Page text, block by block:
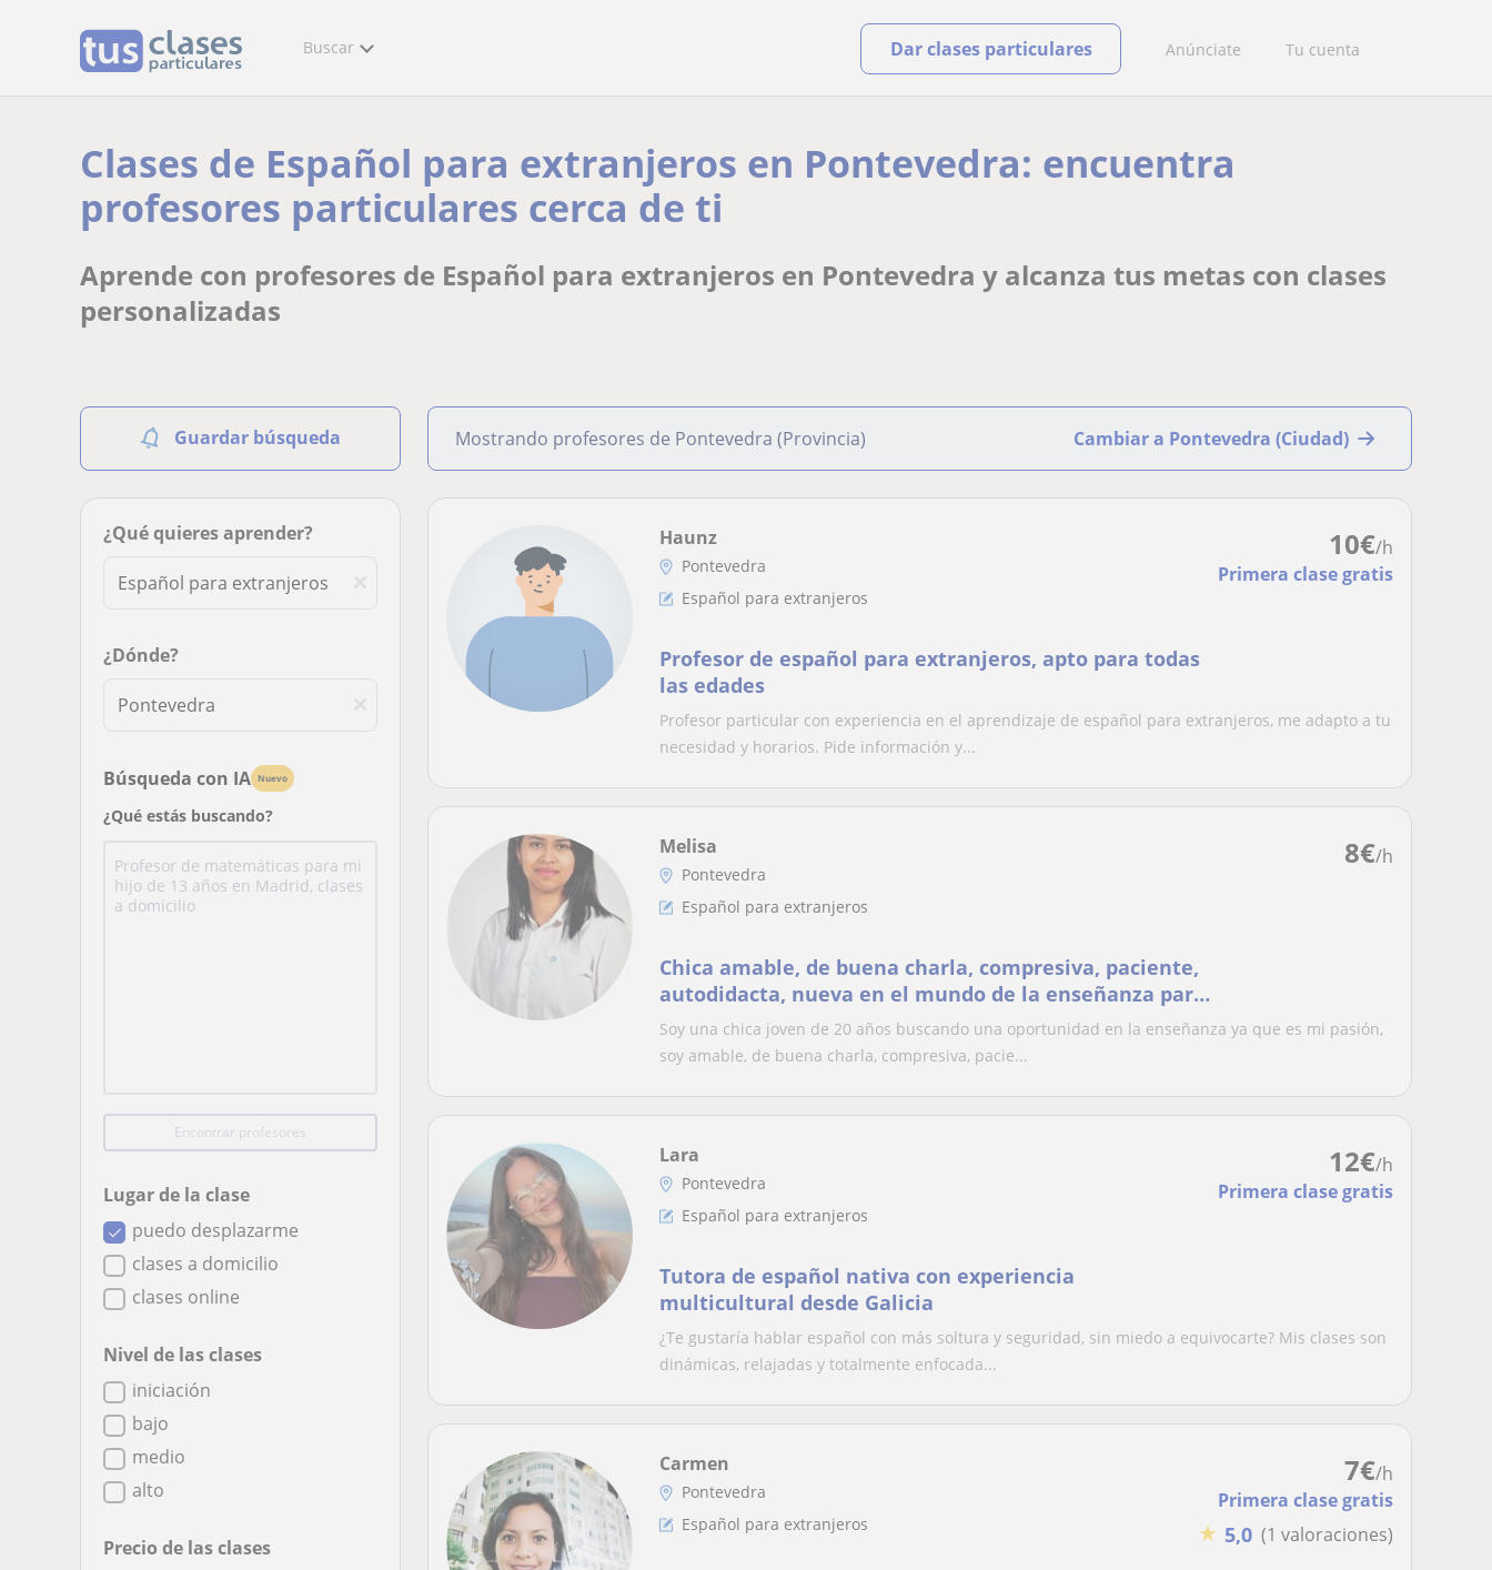
Buscar Anúnciate Tu cuenta
Dar clases particulares
Clases de Español para extranjeros en Pontevedra: encuentra
profesores particulares cerca de ti
Aprende con profesores de Español para extranjeros en Pontevedra y alcanza tus metas con clases
personalizadas
Guardar búsqueda
¿Qué quieres aprender?
¿Dónde?
Búsqueda con IA Nuevo
¿Qué estás buscando?
Encontrar profesores
Lugar de la clase
puedo desplazarme
clases a domicilio
clases online
Nivel de las clases
iniciación
bajo
medio
alto
Precio de las clases
Mostrando profesores de Pontevedra (Provincia) Cambiar a Pontevedra (Ciudad)
10€/h
Primera clase gratis
Haunz
Pontevedra
Español para extranjeros
Profesor de español para extranjeros, apto para todas
las edades
Profesor particular con experiencia en el aprendizaje de español para extranjeros, me adapto a tu
necesidad y horarios. Pide información y...
8€/h
Melisa
Pontevedra
Español para extranjeros
Chica amable, de buena charla, compresiva, paciente,
autodidacta, nueva en el mundo de la enseñanza para
infancias y extranjeros
Soy una chica joven de 20 años buscando una oportunidad en la enseñanza ya que es mi pasión,
soy amable, de buena charla, compresiva, pacie...
12€/h
Primera clase gratis
Lara
Pontevedra
Español para extranjeros
Tutora de español nativa con experiencia
multicultural desde Galicia
¿Te gustaría hablar español con más soltura y seguridad, sin miedo a equivocarte? Mis clases son
dinámicas, relajadas y totalmente enfocada...
7€/h
Primera clase gratis
★ 5,0 (1 valoraciones)
Carmen
Pontevedra
Español para extranjeros